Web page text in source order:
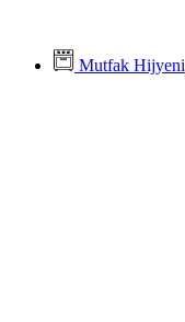
Mutfak Hijyeni